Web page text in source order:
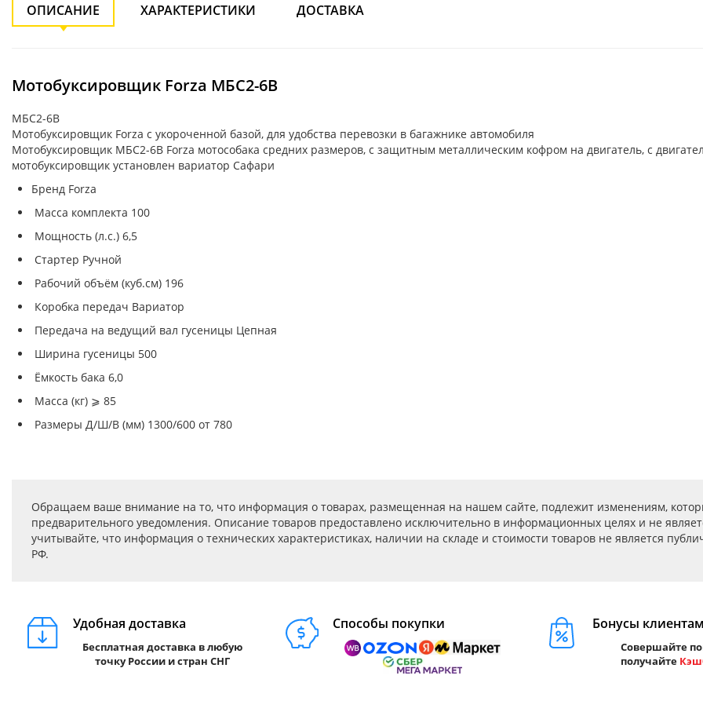
ОПИСАНИЕ ХАРАКТЕРИСТИКИ ДОСТАВКА
Мотобуксировщик Forza МБС2-6В
МБС2-6В
Мотобуксировщик Forza с укороченной базой, для удобства перевозки в багажнике автомобиля
Мотобуксировщик МБС2-6В Forza мотособака средних размеров, с защитным металлическим кофром на двигатель, с
мотобуксировщик установлен вариатор Сафари
Бренд Forza
Масса комплекта 100
Мощность (л.с.) 6,5
Стартер Ручной
Рабочий объём (куб.см) 196
Коробка передач Вариатор
Передача на ведущий вал гусеницы Цепная
Ширина гусеницы 500
Ёмкость бака 6,0
Масса (кг) ⩾ 85
Размеры Д/Ш/В (мм) 1300/600 от 780
Обращаем ваше внимание на то, что информация о товарах, размещенная на нашем сайте, подлежит изменениям,
предварительного уведомления. Описание товаров предоставлено исключительно в информационных целях и не
учитывайте, что информация о технических характеристиках, наличии на складе и стоимости товаров не является
РФ.
Удобная доставка
Бесплатная доставка в любую
точку России и стран СНГ
Способы покупки Бонусы клиентам
Совершайте
получайте